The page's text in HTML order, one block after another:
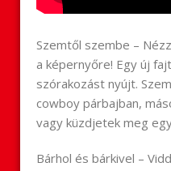
Szemtől szembe –
a képernyőre! Egy új
szórakozást nyújt.
cowboy párbajban,
vagy küzdjetek meg
Bárhol és bárkivel –